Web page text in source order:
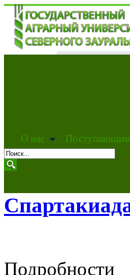
О нас Поступающим
Подробности